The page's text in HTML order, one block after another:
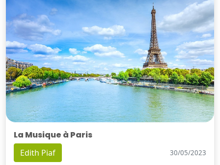
La Musique à Paris
Edith Piaf 30/05/2023